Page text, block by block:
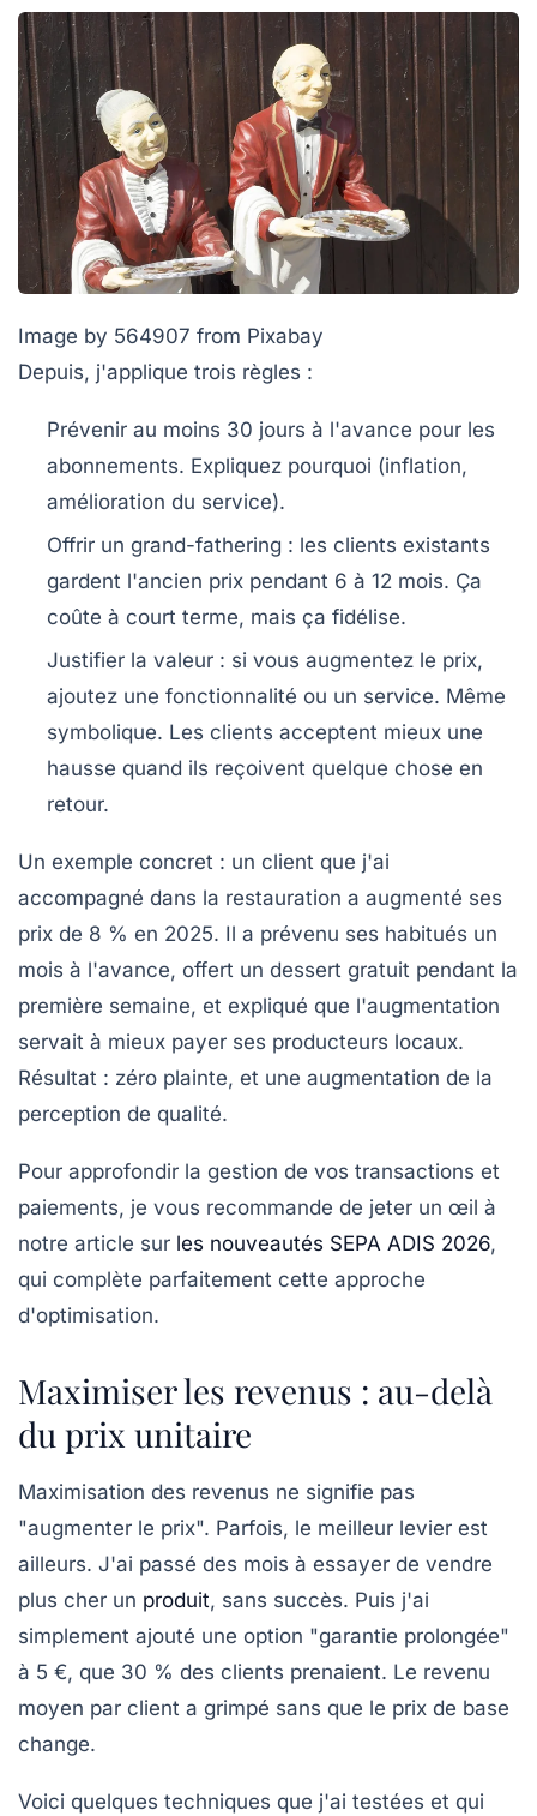
Image by 564907 from Pixabay
Depuis, j'applique trois règles :
Prévenir au moins 30 jours à l'avance pour les
abonnements. Expliquez pourquoi (inflation,
amélioration du service).
Offrir un grand-fathering : les clients existants
gardent l'ancien prix pendant 6 à 12 mois. Ça
coûte à court terme, mais ça fidélise.
Justifier la valeur : si vous augmentez le prix,
ajoutez une fonctionnalité ou un service. Même
symbolique. Les clients acceptent mieux une
hausse quand ils reçoivent quelque chose en
retour.
Un exemple concret : un client que j'ai
accompagné dans la restauration a augmenté ses
prix de 8 % en 2025. Il a prévenu ses habitués un
mois à l'avance, offert un dessert gratuit pendant la
première semaine, et expliqué que l'augmentation
servait à mieux payer ses producteurs locaux.
Résultat : zéro plainte, et une augmentation de la
perception de qualité.
Pour approfondir la gestion de vos transactions et
paiements, je vous recommande de jeter un œil à
notre article sur les nouveautés SEPA ADIS 2026,
qui complète parfaitement cette approche
d'optimisation.
Maximiser les revenus : au-delà
du prix unitaire
Maximisation des revenus ne signifie pas
"augmenter le prix". Parfois, le meilleur levier est
ailleurs. J'ai passé des mois à essayer de vendre
plus cher un produit, sans succès. Puis j'ai
simplement ajouté une option "garantie prolongée"
à 5 €, que 30 % des clients prenaient. Le revenu
moyen par client a grimpé sans que le prix de base
change.
Voici quelques techniques que j'ai testées et qui